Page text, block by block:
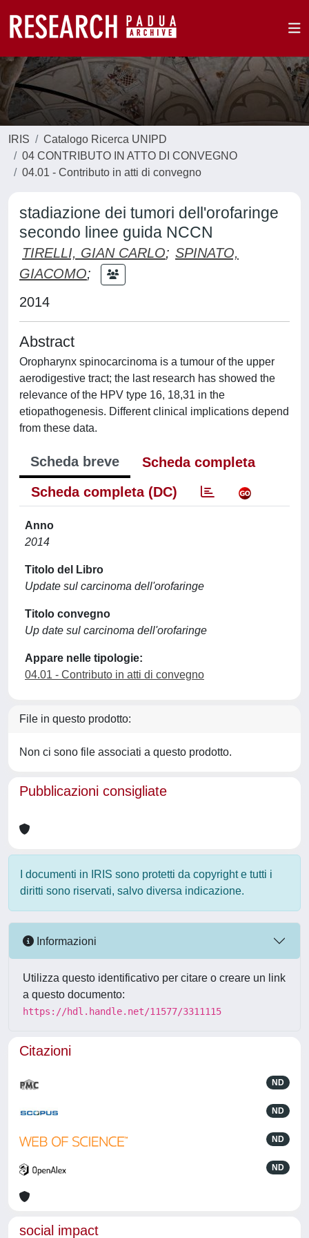
IRIS
Catalogo Ricerca UNIPD
04 CONTRIBUTO IN ATTO DI CONVEGNO
04.01 - Contributo in atti di convegno
stadiazione dei tumori dell'orofaringe
secondo linee guida NCCN
TIRELLI, GIAN CARLO; SPINATO,
GIACOMO;
2014
Abstract
Oropharynx spinocarcinoma is a tumour of the upper
aerodigestive tract; the last research has showed the
relevance of the HPV type 16, 18,31 in the
etiopathogenesis. Different clinical implications depend
from these data.
Scheda breve
Scheda completa
Scheda completa (DC)
Anno
2014
Titolo del Libro
Update sul carcinoma dell'orofaringe
Titolo convegno
Up date sul carcinoma dell'orofaringe
Appare nelle tipologie:
04.01 - Contributo in atti di convegno
File in questo prodotto:
Non ci sono file associati a questo prodotto.
Pubblicazioni consigliate
I documenti in IRIS sono protetti da copyright e tutti i
diritti sono riservati, salvo diversa indicazione.
Informazioni
Utilizza questo identificativo per citare o creare un link
a questo documento:
https://hdl.handle.net/11577/3311115
Citazioni
ND
ND
ND
ND
social impact